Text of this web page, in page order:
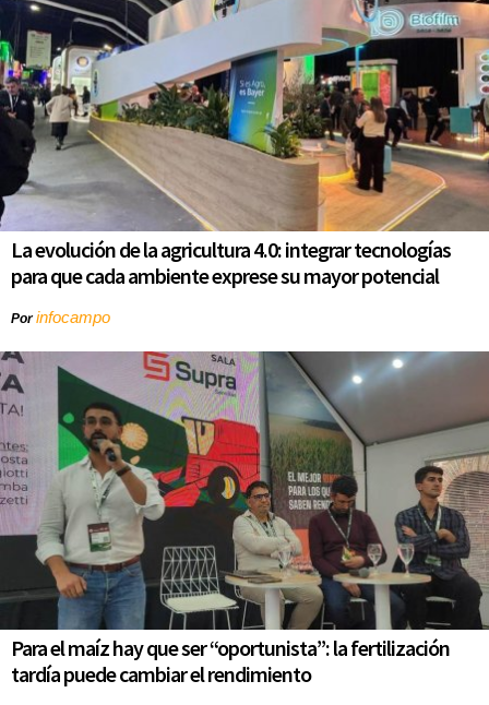
La evolución de la agricultura 4.0: integrar tecnologías
para que cada ambiente exprese su mayor potencial
Porinfocampo
Para el maíz hay que ser “oportunista”: la fertilización
tardía puede cambiar el rendimiento